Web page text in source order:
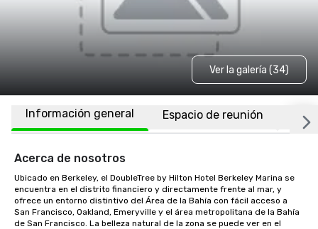
Ver la galería (34)
Información general Espacio de reunión
Acerca de nosotros
Ubicado en Berkeley, el DoubleTree by Hilton Hotel Berkeley Marina se
encuentra en el distrito financiero y directamente frente al mar, y
ofrece un entorno distintivo del Área de la Bahía con fácil acceso a
San Francisco, Oakland, Emeryville y el área metropolitana de la Bahía
de San Francisco. La belleza natural de la zona se puede ver en el